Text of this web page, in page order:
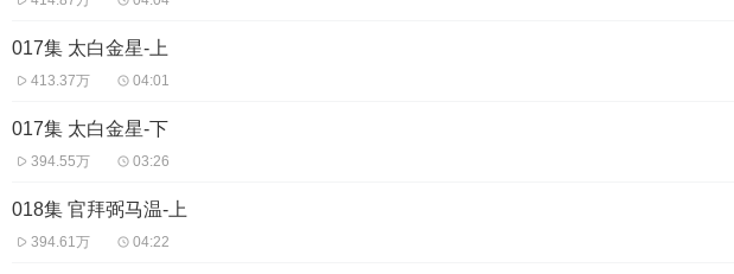
017集 太白金星-上
413.37万 04:01
017集 太白金星-下
394.55万 03:26
018集 官拜弼马温-上
394.61万 04:22